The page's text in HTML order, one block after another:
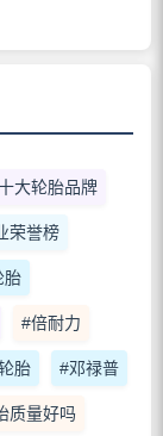
大轮胎品牌
荣誉榜
胎
#倍耐力
胎 #邓禄普
质量好吗